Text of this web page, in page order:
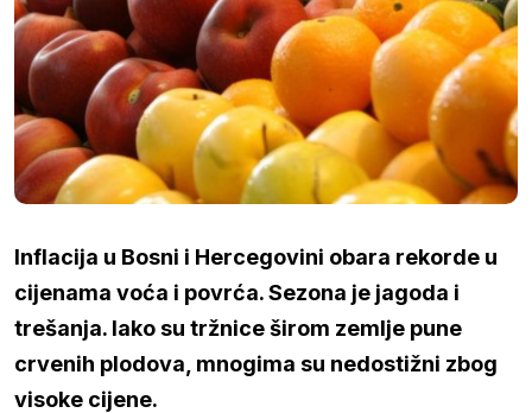
Inflacija u Bosni i Hercegovini obara rekorde u
cijenama voća i povrća. Sezona je jagoda i
trešanja. Iako su tržnice širom zemlje pune
crvenih plodova, mnogima su nedostižni zbog
visoke cijene.